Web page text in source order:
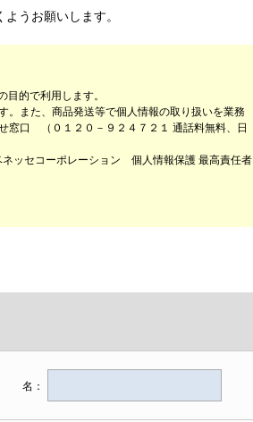
うお願いします。
的で利用します。
。また、商品発送等で個人情報の取り扱いを業務
窓口 （０１２０－９２４７２１ 通話料無料、日
ネッセコーポレーション 個人情報保護 最高責任者
名：